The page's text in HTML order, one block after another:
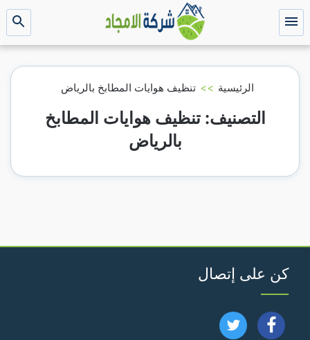
التجاوز
إلى القائمة
بحث
عن
الرئيسية >> تنظيف هوايات المطابخ بالرياض
التصنيف:تنظيف هوايات المطابخ
بالرياض
كن على إتصال
تابعنا تابعنا